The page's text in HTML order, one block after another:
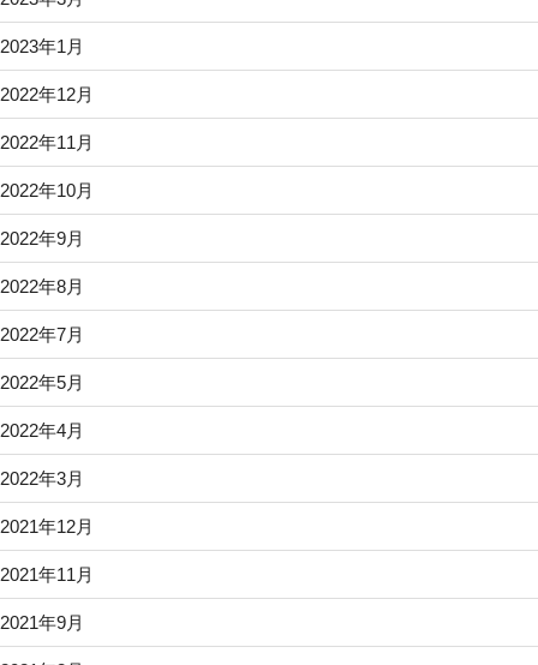
2023年1月
2022年12月
2022年11月
2022年10月
2022年9月
2022年8月
2022年7月
2022年5月
2022年4月
2022年3月
2021年12月
2021年11月
2021年9月